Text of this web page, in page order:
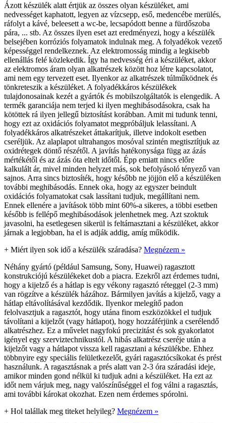
Ázott készülék alatt értjük az összes olyan készüléket, ami
nedvességet kaphatott, legyen az vízcsepp, eső, medencébe merülés,
ráfolyt a kávé, beleesett a wc-be, lecsapódott benne a fürdőszoba
pára, ... stb. Az összes ilyen eset azt eredményezi, hogy a készülék
belsejében korróziós folyamatok indulnak meg. A folyadékok vezető
képességgel rendelkeznek. Az elektromosság mindig a legkisebb
ellenállás felé közlekedik. Így ha nedvesség éri a készüléket, akkor
az elektromos áram olyan alkatrészek között hoz létre kapcsolatot,
ami nem egy tervezett eset. Ilyenkor az alkatrészek túlműködnek és
tönkreteszik a készüléket. A folyadékkáros készülékek
tulajdonosainak kezét a gyártók és mobilszolgáltatók is elengedik. A
termék garanciája nem terjed ki ilyen meghibásodásokra, csak ha
kötöttek rá ilyen jellegű biztosítást korábban. Amit mi tudunk tenni,
hogy ezt az oxidációs folyamatot megpróbáljuk lelassítani. A
folyadékkáros alkatrészeket áttakarítjuk, illetve indokolt esetben
cseréljük. Az alaplapot ultrahangos mosóval szintén megtisztítjuk az
oxidrétegek döntő részétől. A javítás hatékonysága függ az ázás
mértékétől és az ázás óta eltelt időtől. Épp emiatt nincs előre
kalkulált ár, mivel minden helyzet más, sok befolyásoló tényező van
sajnos. Arra sincs biztosíték, hogy később ne jöjjön elő a készüléken
további meghibásodás. Ennek oka, hogy az egyszer beindult
oxidációs folyamatokat csak lassítani tudjuk, megállítani nem.
Ennek ellenére a javítások több mint 60%-a sikeres, a többi esetben
később is fellépő meghibásodások jelenhetnek meg. Azt szoktuk
javasolni, ha esetlegesen sikerül is feltámasztani a készüléket, akkor
járnak a legjobban, ha el is adják addig, amíg működik.
+ Miért ilyen sok idő a készülék száradása? Megnézem »
Néhány gyártó (például Samsung, Sony, Huawei) ragasztott
konstrukciójú készülékeket dob a piacra. Ezekről azt érdemes tudni,
hogy a kijelző és a hátlap is egy vékony ragasztó réteggel (2-3 mm)
van rögzítve a készülék házához. Bármilyen javítás a kijelző, vagy a
hátlap eltávolításával kezdődik. Ilyenkor melegítő padon
felolvasztjuk a ragasztót, hogy utána finom eszközökkel el tudjuk
távolítani a kijelzőt (vagy hátlapot), hogy hozzáférjünk a cserélendő
alkatrészhez. Ez a művelet nagyfokú precizitást és sok gyakorlatot
igényel egy szerviztechnikustól. A hibás alkatrész cseréje után a
kijelzőt vagy a hátlapot vissza kell ragasztani a készülékbe. Ehhez
többnyire egy speciális felületkezelőt, gyári ragasztócsíkokat és prést
használunk. A ragasztásnak a prés alatt van 2-3 óra száradási ideje,
amikor minden gond nélkül ki tudjuk adni a készüléket. Ha ezt az
időt nem várjuk meg, nagy valószínűséggel el fog válni a ragasztás,
ami további károkat okozhat. Ezen nem érdemes spórolni.
+ Hol talállak meg titeket helyileg? Megnézem »